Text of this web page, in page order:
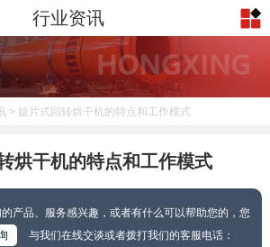
行业资讯
> 旋片式回转烘干机的特点和工作模式
烘干机的特点和工作模式
产品、服务感兴趣，或者有什么可以帮助您的，您
与我们在线交谈或者拨打我们的客服电话：